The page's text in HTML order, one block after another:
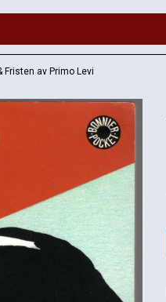
av Primo Levi